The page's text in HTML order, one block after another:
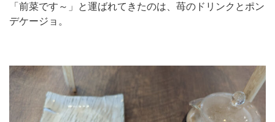
「前菜です～」と運ばれてきたのは、苺のドリンクとポン
デケージョ。